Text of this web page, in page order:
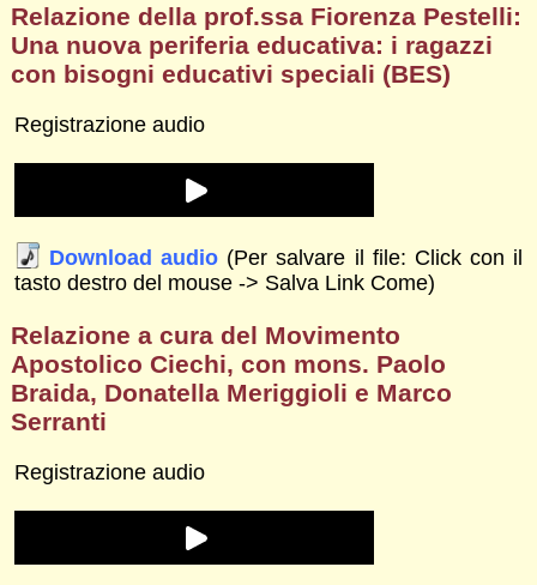
Relazione della prof.ssa Fiorenza Pestelli:
Una nuova periferia educativa: i ragazzi
con bisogni educativi speciali (BES)
Registrazione audio
Download audio (Per salvare il file: Click con il
tasto destro del mouse -> Salva Link Come)
Relazione a cura del Movimento
Apostolico Ciechi, con mons. Paolo
Braida, Donatella Meriggioli e Marco
Serranti
Registrazione audio